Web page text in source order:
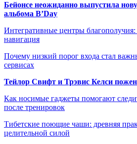
Бейонсе неожиданно выпустила
альбома B’Day
Интегративные центры благополучия:
навигация
Почему низкий порог входа стал
сервисах
Тейлор Свифт и Трэвис Келси
Как носимые гаджеты помогают
после тренировок
Тибетские поющие чаши: древняя
целительной силой